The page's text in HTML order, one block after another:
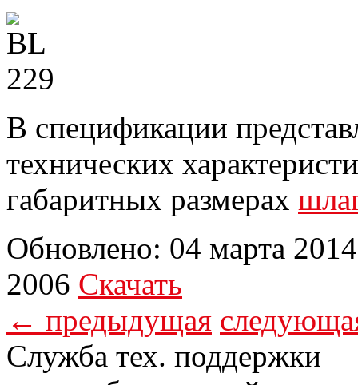
В спецификации
технических
габаритных размерах
Обновлено: 04 марта 2014
2006 Скачать
← предыдущая
Служба тех. поддержки